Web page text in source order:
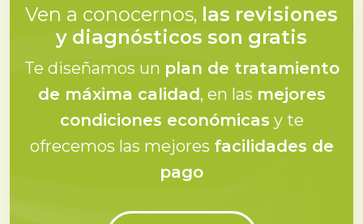
Ven a conocernos, las revisiones
y diagnósticos son gratis
Te diseñamos un plan de tratamiento
de máxima calidad, en las mejores
condiciones económicas y te
ofrecemos las mejores facilidades de
pago